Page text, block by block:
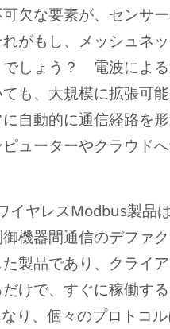
欠な要素が、センサ
がもし、メッシュネ
でしょう？ 電波によ
も、大規模に拡張可
自動的に通信経路を
ューターやクラウド
イヤレスModbus製品
機器間通信のデファ
製品であり、クライ
けで、すぐに稼働す
り、個々のプロトコ